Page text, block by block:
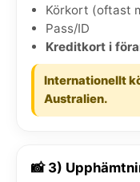
Körkort (oftast
Pass/ID
Kreditkort i
Internationellt
Australien.
📸 3)